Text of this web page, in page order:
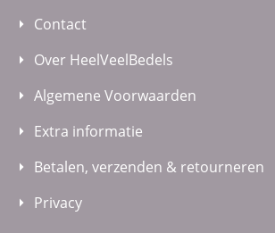
Contact
Over HeelVeelBedels
Algemene Voorwaarden
Extra informatie
Betalen, verzenden & retourneren
Privacy